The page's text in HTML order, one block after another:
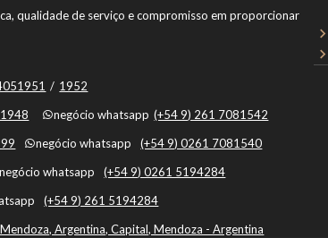
qualidade de serviço e compromisso em proporcionar
/ 1952
negócio whatsapp (+54 9) 261 7081542
negócio whatsapp
(+54 9) 0261 7081540
negócio whatsapp
(+54 9) 0261 5194284
(+54 9) 261 5194284
Argentina, Capital, Mendoza - Argentina